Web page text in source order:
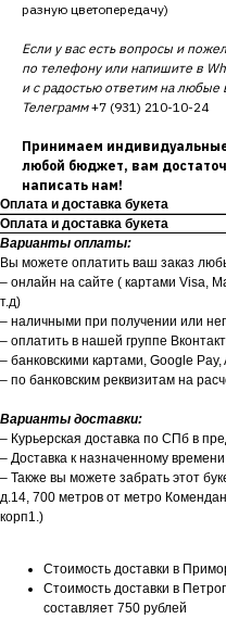
разную цветопередачу)
Если у вас есть вопросы и
по телефону или напишите в
и с радостью ответим на
Телеграмм+7 (931) 210-10-24
Принимаем
любой бюджет, вам
написать нам!
Оплата и доставка букета
Оплата и доставка букета
Варианты оплаты:
Вы можете оплатить ваш заказ
– онлайн на сайте ( картами Visa,
т.д)
– наличными при получении или
– оплатить в нашей группе
– банковскими картами, Google
– по банковским реквизитам на
Варианты доставки:
– Курьерская доставка по СПб в
– Доставка к назначенному
– Также вы можете забрать этот
д.14, 700 метров от метро
корп1.)
Стоимость доставки в
Стоимость доставки в
составляет 750 рублей